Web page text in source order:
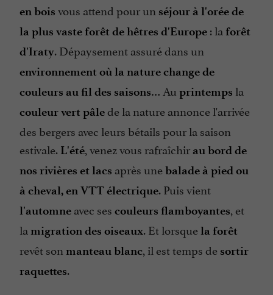
en bois vous attend pour un séjour à l'orée de
la plus vaste forêt de hêtres d'Europe : la forêt
d'Iraty. Dépaysement assuré dans un
environnement où la nature change de
couleurs au fil des saisons… Au printemps la
couleur vert pâlede la nature annonce l'arrivée
des bergers avec leurs bétails pour la saison
estivale. L'été, venez vous rafraîchir au bord de
nos rivières et lacs après unebalade à pied ou
à cheval, en VTT électrique. Puis vient
l'automne avec ses couleurs flamboyantes, et
la migration des oiseaux. Et lorsquela forêt
revêt son manteau blanc, il est temps de sortir
raquettes.